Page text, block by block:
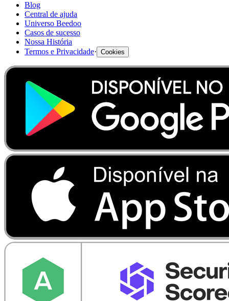
Blog
Central de ajuda
Universo Beedoo
Casos de sucesso
Nossa História
Termos e Privacidade· Cookies